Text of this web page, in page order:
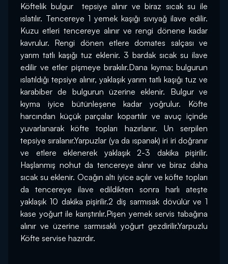
Köftelik bulgur  tepsiye alınır ve biraz sıcak su ile
ıslatılır. Tencereye 1 yemek kaşığı sıvıyağ ilave edilir.
Kuzu etleri tencereye alınır ve rengi dönene kadar
kavrulur. Rengi dönen etlere domates salçası ve
yarım tatlı kaşığı tuz eklenir. 3 bardak sıcak su ilave
edilir ve etler pişmeye bırakılır.Dana kıyma; bulgurun
ıslatıldığı tepsiye alınır, yaklaşık yarım tatlı kaşığı tuz ve
karabiber de bulgurun üzerine eklenir. Bulgur ve
kıyma iyice bütünleşene kadar yoğrulur. Köfte
harcından küçük parçalar kopartılır ve avuç içinde
yuvarlanarak köfte topları hazırlanır. Un serpilen
tepsiye sıralanır.Yarpuzlar (ya da ıspanak) iri iri doğranır
ve etlere eklenerek yaklaşık 2-3 dakika pişirilir.
Haşlanmış nohut da tencereye alınır ve biraz daha
sıcak su eklenir. Ocağın altı iyice açılır ve köfte topları
da tencereye ilave edildikten sonra harlı ateşte
yaklaşık 10 dakika pişirilir.2 diş sarmısak dövülür ve 1
kase yoğurt ile karıştırılır.Pişen yemek servis tabağına
alınır ve üzerine sarmısaklı yoğurt gezdirilir.Yarpuzlu
Köfte servise hazırdır.